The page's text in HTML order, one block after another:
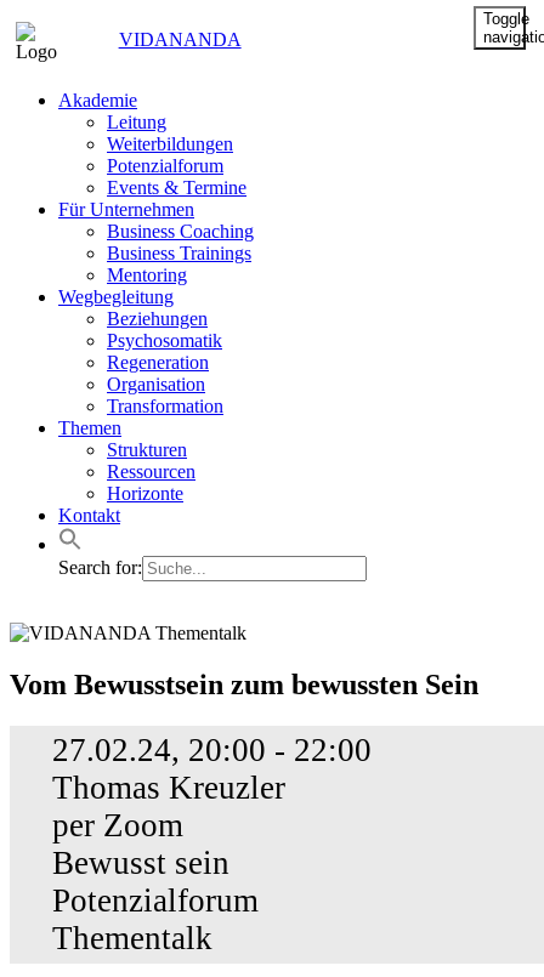
VIDANANDA
Toggle
Akademie
Leitung
Weiterbildungen
Potenzialforum
Events & Termine
Für Unternehmen
Business Coaching
Business Trainings
Mentoring
Wegbegleitung
Beziehungen
Psychosomatik
Regeneration
Organisation
Transformation
Themen
Strukturen
Ressourcen
Horizonte
Kontakt
Search for:
Vom
Bewusstsein
bewussten
Vom Bewusstsein zum bewussten Sein
27.02.24, 20:00 - 22:00
Thomas Kreuzler
per Zoom
Bewusst sein
Potenzialforum
Thementalk